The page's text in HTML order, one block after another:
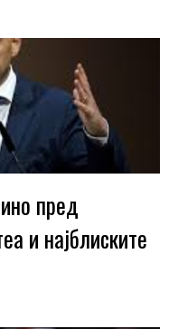
пред
и најблиските